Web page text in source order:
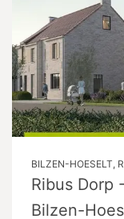
BILZEN-HOESELT,
Ribus Dorp
Bilzen-